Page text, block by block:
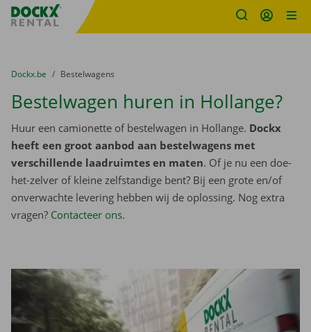
Fratello DEMO
U bevindt zich hier:
van
Dockx.be naar
Bestelwagens
Bestelwagen huren in Hollange?
Huur een camionette of bestelwagen in Hollange. Dockx
heeft een groot aanbod aan bestelwagens met
verschillende laadruimtes en maten. Of je nu een doe-
het-zelver of kleine zelfstandige bent? Bij een grote en/of
onverwachte levering hebben wij de oplossing. Nog extra
vragen? Contacteer ons.